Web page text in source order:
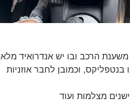
הרכב ובו יש אנדרואיד מלא
וכמובן לחבר אוזניות
מצלמות ועוד